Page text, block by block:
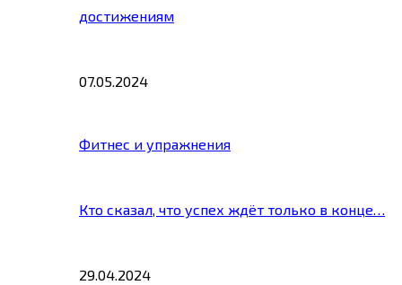
достижениям
07.05.2024
Фитнес и упражнения
Кто сказал, что успех ждёт только в конце…
29.04.2024